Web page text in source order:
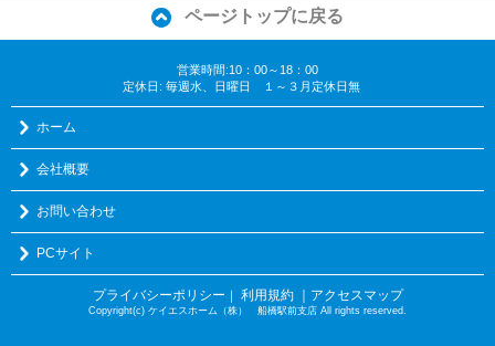
ページトップに戻る
営業時間:10：00～18：00
定休日: 毎週水、日曜日 １～３月定休日無
ホーム
会社概要
お問い合わせ
PCサイト
プライバシーポリシー ｜ 利用規約 ｜アクセスマップ
Copyright(c) ケイエスホーム（株） 船橋駅前支店 All rights reserved.